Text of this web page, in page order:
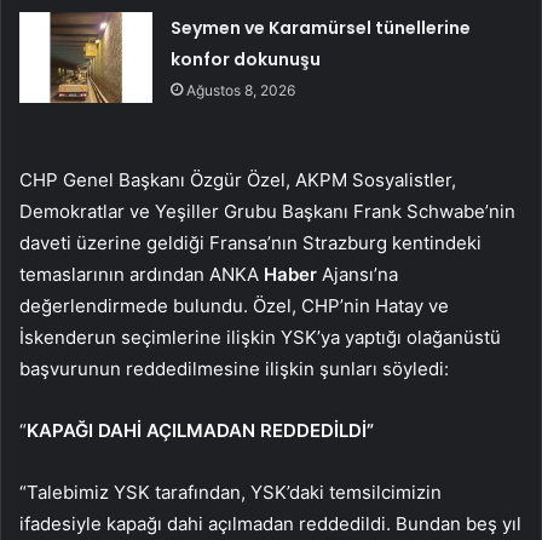
Seymen ve Karamürsel tünellerine
konfor dokunuşu
Ağustos 8, 2026
CHP Genel Başkanı Özgür Özel, AKPM Sosyalistler,
Demokratlar ve Yeşiller Grubu Başkanı Frank Schwabe’nin
daveti üzerine geldiği Fransa’nın Strazburg kentindeki
temaslarının ardından ANKA Haber Ajansı’na
değerlendirmede bulundu. Özel, CHP’nin Hatay ve
İskenderun seçimlerine ilişkin YSK’ya yaptığı olağanüstü
başvurunun reddedilmesine ilişkin şunları söyledi:
“KAPAĞI DAHİ AÇILMADAN REDDEDİLDİ”
“Talebimiz YSK tarafından, YSK’daki temsilcimizin
ifadesiyle kapağı dahi açılmadan reddedildi. Bundan beş yıl